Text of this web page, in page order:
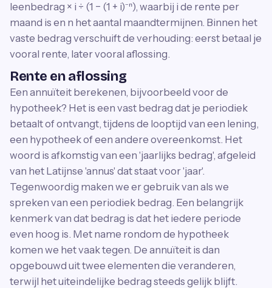
leenbedrag × i ÷ (1 − (1 + i)⁻ⁿ), waarbij i de rente per
maand is en n het aantal maandtermijnen. Binnen het
vaste bedrag verschuift de verhouding: eerst betaal je
vooral rente, later vooral aflossing.
Rente en aflossing
Een annuïteit berekenen, bijvoorbeeld voor de
hypotheek? Het is een vast bedrag dat je periodiek
betaalt of ontvangt, tijdens de looptijd van een lening,
een hypotheek of een andere overeenkomst. Het
woord is afkomstig van een 'jaarlijks bedrag', afgeleid
van het Latijnse 'annus' dat staat voor 'jaar'.
Tegenwoordig maken we er gebruik van als we
spreken van een periodiek bedrag. Een belangrijk
kenmerk van dat bedrag is dat het iedere periode
even hoog is. Met name rondom de hypotheek
komen we het vaak tegen. De annuïteit is dan
opgebouwd uit twee elementen die veranderen,
terwijl het uiteindelijke bedrag steeds gelijk blijft.